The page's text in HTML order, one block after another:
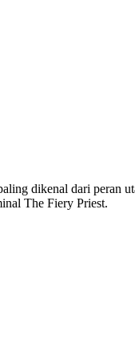
dikenal dari
The Fiery Priest.